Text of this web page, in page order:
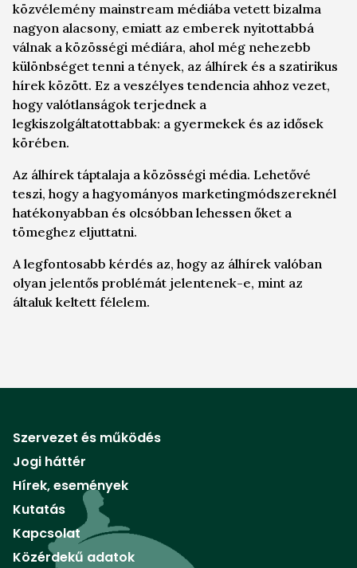
közvélemény mainstream médiába vetett bizalma
nagyon alacsony, emiatt az emberek nyitottabbá
válnak a közösségi médiára, ahol még nehezebb
különbséget tenni a tények, az álhírek és a szatirikus
hírek között. Ez a veszélyes tendencia ahhoz vezet,
hogy valótlanságok terjednek a
legkiszolgáltatottabbak: a gyermekek és az idősek
körében.
Az álhírek táptalaja a közösségi média. Lehetővé
teszi, hogy a hagyományos marketingmódszereknél
hatékonyabban és olcsóbban lehessen őket a
tömeghez eljuttatni.
A legfontosabb kérdés az, hogy az álhírek valóban
olyan jelentős problémát jelentenek-e, mint az
általuk keltett félelem.
Szervezet és működés
Jogi háttér
Hírek, események
Kutatás
Kapcsolat
Közérdekű adatok